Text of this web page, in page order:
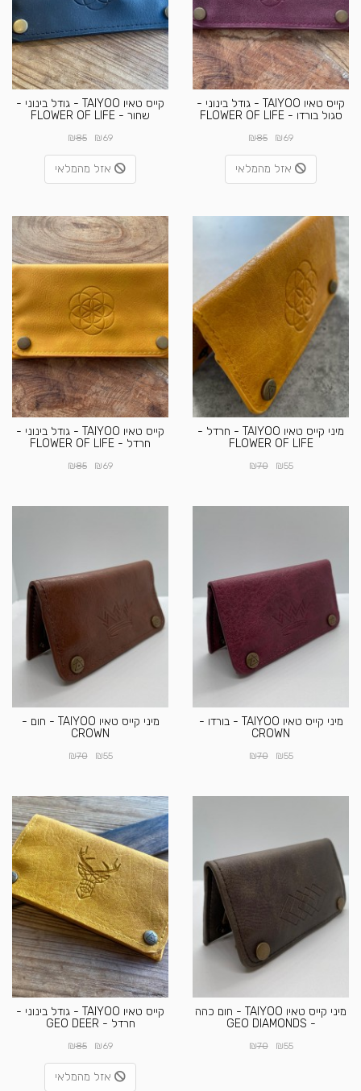
קייס טאיו TAIYOO - גודל בינוני -
סגול בורדו - FLOWER OF LIFE
₪69
₪85
אזל מהמלאי
קייס טאיו TAIYOO - גודל בינוני -
שחור - FLOWER OF LIFE
₪69
₪85
אזל מהמלאי
מיני קייס טאיו TAIYOO - חרדל -
FLOWER OF LIFE
₪55
₪70
קייס טאיו TAIYOO - גודל בינוני -
חרדל - FLOWER OF LIFE
₪69
₪85
מיני קייס טאיו TAIYOO - בורדו -
CROWN
₪55
₪70
מיני קייס טאיו TAIYOO - חום -
CROWN
₪55
₪70
מיני קייס טאיו TAIYOO - חום כהה
- GEO DIAMONDS
₪55
₪70
קייס טאיו TAIYOO - גודל בינוני -
חרדל - GEO DEER
₪69
₪85
אזל מהמלאי